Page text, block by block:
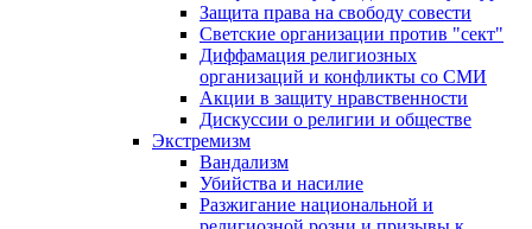
Защита права на свободу совести
Светские организации против "сект"
Диффамация религиозных
организаций и конфликты со СМИ
Акции в защиту нравственности
Дискуссии о религии и обществе
Экстремизм
Вандализм
Убийства и насилие
Разжигание национальной и